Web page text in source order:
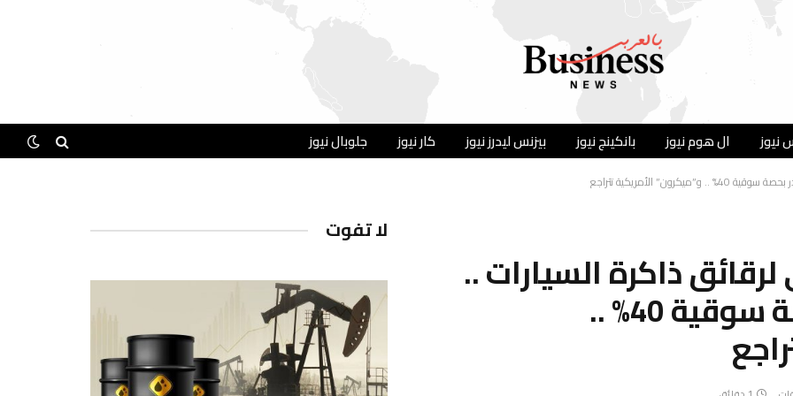
نيوز ال هوم نيوز بانكينج نيوز بيزنس ليدرز نيوز كار نيوز جلوبال نيوز
الأمريكية تتراجع
ذاكرة السيارات ..
“سامسونج” تتصدر بحصة سوقية 40% ..
لا تفوت